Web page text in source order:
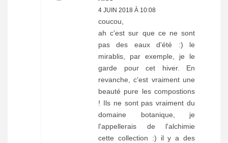
4 JUIN 2018 À 10:08
coucou,
ah c'est sur que ce ne sont
pas des eaux d'été :) le
mirablis, par exemple, je le
garde pour cet hiver. En
revanche, c'est vraiment une
beauté pure les compostions
! Ils ne sont pas vraiment du
domaine botanique, je
l'appellerais de l'alchimie
cette collection :) il y a des